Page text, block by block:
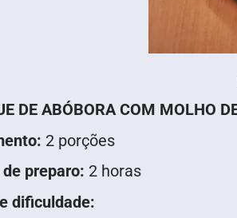
DE ABÓBORA COM MOLHO
2 porções
preparo: 2 horas
dificuldade: